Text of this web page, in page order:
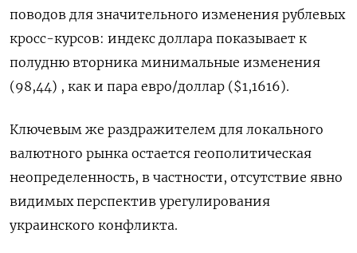
поводов для значительного изменения рублевых
кросс-курсов: индекс доллара показывает к
полудню вторника минимальные изменения
(98,44) , как и пара евро/доллар ($1,1616).
Ключевым же раздражителем для локального
валютного рынка остается геополитическая
неопределенность, в частности, отсутствие явно
видимых перспектив урегулирования
украинского конфликта.